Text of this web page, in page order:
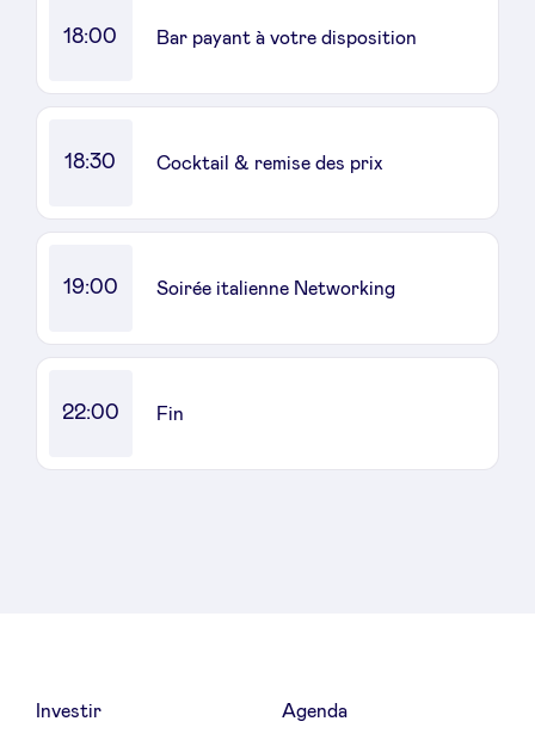
18:00 Bar payant à votre disposition
18:30 Cocktail & remise des prix
19:00 Soirée italienne Networking
22:00 Fin
Investir Agenda